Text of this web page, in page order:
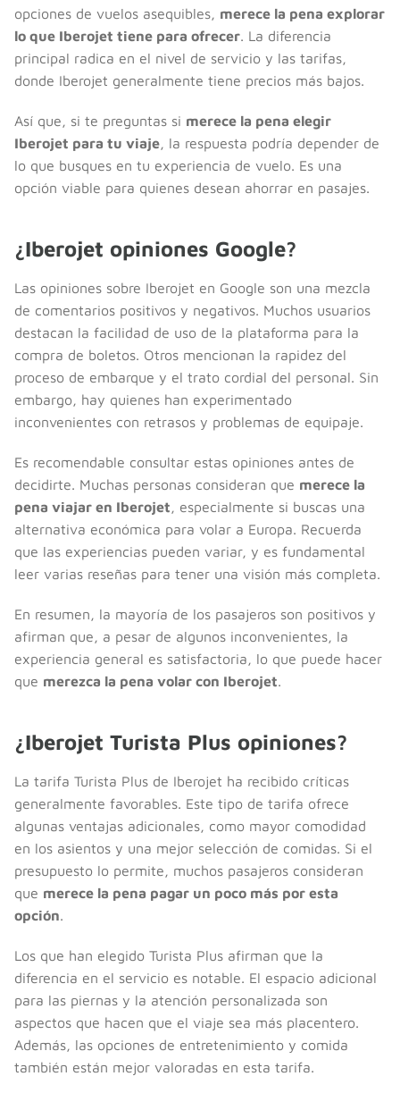
opciones de vuelos asequibles, merece la pena explorar
lo que Iberojet tiene para ofrecer. La diferencia
principal radica en el nivel de servicio y las tarifas,
donde Iberojet generalmente tiene precios más bajos.
Así que, si te preguntas si merece la pena elegir
Iberojet para tu viaje, la respuesta podría depender de
lo que busques en tu experiencia de vuelo. Es una
opción viable para quienes desean ahorrar en pasajes.
¿Iberojet opiniones Google?
Las opiniones sobre Iberojet en Google son una mezcla
de comentarios positivos y negativos. Muchos usuarios
destacan la facilidad de uso de la plataforma para la
compra de boletos. Otros mencionan la rapidez del
proceso de embarque y el trato cordial del personal. Sin
embargo, hay quienes han experimentado
inconvenientes con retrasos y problemas de equipaje.
Es recomendable consultar estas opiniones antes de
decidirte. Muchas personas consideran que merece la
pena viajar en Iberojet, especialmente si buscas una
alternativa económica para volar a Europa. Recuerda
que las experiencias pueden variar, y es fundamental
leer varias reseñas para tener una visión más completa.
En resumen, la mayoría de los pasajeros son positivos y
afirman que, a pesar de algunos inconvenientes, la
experiencia general es satisfactoria, lo que puede hacer
que merezca la pena volar con Iberojet.
¿Iberojet Turista Plus opiniones?
La tarifa Turista Plus de Iberojet ha recibido críticas
generalmente favorables. Este tipo de tarifa ofrece
algunas ventajas adicionales, como mayor comodidad
en los asientos y una mejor selección de comidas. Si el
presupuesto lo permite, muchos pasajeros consideran
que merece la pena pagar un poco más por esta
opción.
Los que han elegido Turista Plus afirman que la
diferencia en el servicio es notable. El espacio adicional
para las piernas y la atención personalizada son
aspectos que hacen que el viaje sea más placentero.
Además, las opciones de entretenimiento y comida
también están mejor valoradas en esta tarifa.